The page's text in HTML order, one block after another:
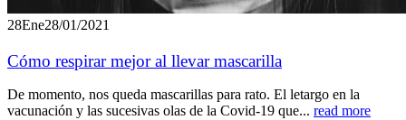
28Ene28/01/2021
Cómo respirar mejor al llevar mascarilla
De momento, nos queda mascarillas para rato. El letargo en la
vacunación y las sucesivas olas de la Covid-19 que... read more